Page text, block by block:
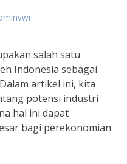
salah satu
Indonesia sebagai
artikel ini, kita
potensi industri
hal ini dapat
bagi perekonomian